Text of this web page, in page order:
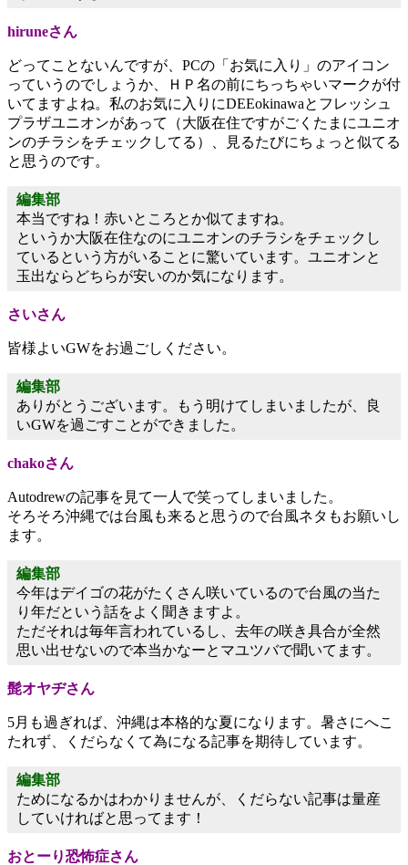
hiruneさん
どってことないんですが、PCの「お気に入り」のアイコン
っていうのでしょうか、ＨＰ名の前にちっちゃいマークが付
いてますよね。私のお気に入りにDEEokinawaとフレッシュ
プラザユニオンがあって（大阪在住ですがごくたまにユニオ
ンのチラシをチェックしてる）、見るたびにちょっと似てる
と思うのです。
編集部
本当ですね！赤いところとか似てますね。
というか大阪在住なのにユニオンのチラシをチェックし
ているという方がいることに驚いています。ユニオンと
玉出ならどちらが安いのか気になります。
さいさん
皆様よいGWをお過ごしください。
編集部
ありがとうございます。もう明けてしまいましたが、良
いGWを過ごすことができました。
chakoさん
Autodrewの記事を見て一人で笑ってしまいました。
そろそろ沖縄では台風も来ると思うので台風ネタもお願いし
ます。
編集部
今年はデイゴの花がたくさん咲いているので台風の当た
り年だという話をよく聞きますよ。
ただそれは毎年言われているし、去年の咲き具合が全然
思い出せないので本当かなーとマユツバで聞いてます。
髭オヤヂさん
5月も過ぎれば、沖縄は本格的な夏になります。暑さにへこ
たれず、くだらなくて為になる記事を期待しています。
編集部
ためになるかはわかりませんが、くだらない記事は量産
していければと思ってます！
おとーり恐怖症さん